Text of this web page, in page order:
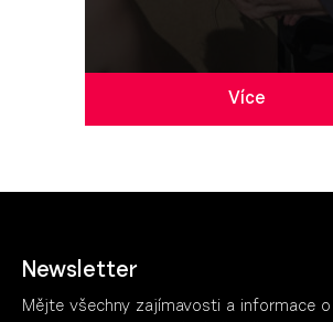
Více
Newsletter
Mějte všechny zajímavosti a informace